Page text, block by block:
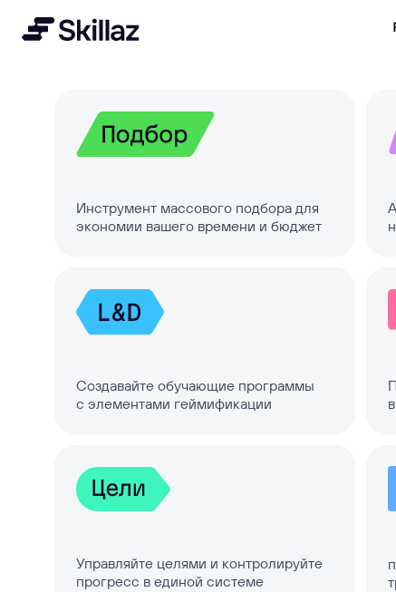
Мероприятия
О компании
Создавайте обучающие программы
с элементами геймификации
Инструмент массового подбора для
экономии вашего времени и бюджет
Управляйте целями и контролируйте
прогресс в единой системе